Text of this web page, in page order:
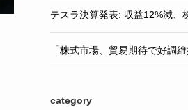
テスラ決算発表: 収益12%減、
「株式市場、貿易期待で好調維
category